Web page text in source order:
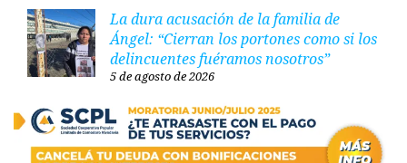
La dura acusación de la familia de
Ángel: “Cierran los portones como si los
delincuentes fuéramos nosotros”
5 de agosto de 2026